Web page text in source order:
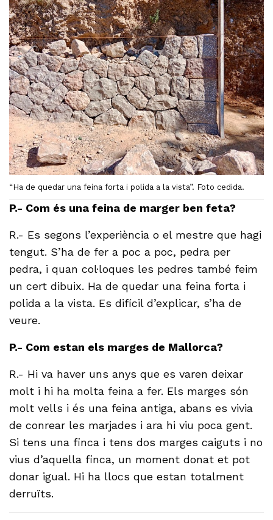
“Ha de quedar una feina forta i polida a la vista”. Foto cedida.
P.- Com és una feina de marger ben feta?
R.- Es segons l’experiència o el mestre que hagi
tengut. S’ha de fer a poc a poc, pedra per
pedra, i quan col·loques les pedres també feim
un cert dibuix. Ha de quedar una feina forta i
polida a la vista. Es difícil d’explicar, s’ha de
veure.
P.- Com estan els marges de Mallorca?
R.- Hi va haver uns anys que es varen deixar
molt i hi ha molta feina a fer. Els marges són
molt vells i és una feina antiga, abans es vivia
de conrear les marjades i ara hi viu poca gent.
Si tens una finca i tens dos marges caiguts i no
vius d’aquella finca, un moment donat et pot
donar igual. Hi ha llocs que estan totalment
derruïts.